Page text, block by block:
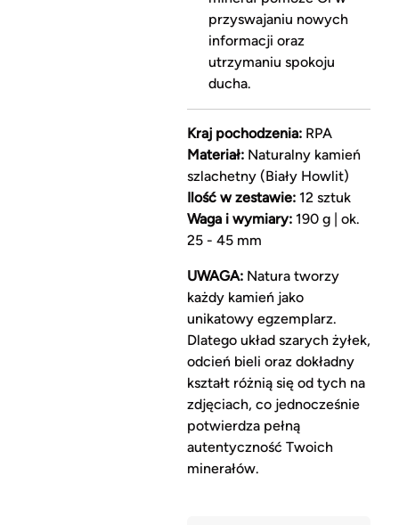
przyswajaniu nowych
informacji oraz
utrzymaniu spokoju
ducha.
Kraj pochodzenia:RPA
Materiał:Naturalny kamień
szlachetny (Biały Howlit)
Ilość w zestawie:12 sztuk
Waga i wymiary:190 g | ok.
25 - 45 mm
UWAGA:Natura tworzy
każdy kamień jako
unikatowy egzemplarz.
Dlatego układ szarych żyłek,
odcień bieli oraz dokładny
kształt różnią się od tych na
zdjęciach, co jednocześnie
potwierdza pełną
autentyczność Twoich
minerałów.